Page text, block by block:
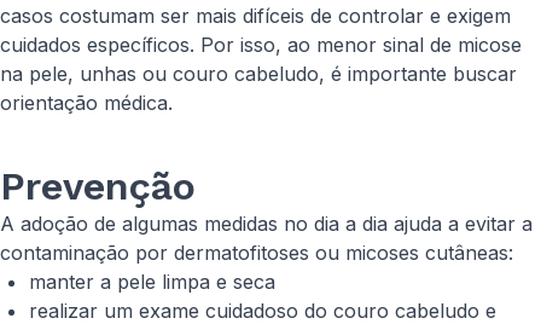
casos costumam ser mais difíceis de controlar e exigem
cuidados específicos. Por isso, ao menor sinal de micose
na pele, unhas ou couro cabeludo, é importante buscar
orientação médica.
Prevenção
A adoção de algumas medidas no dia a dia ajuda a evitar a
contaminação por dermatofitoses ou micoses cutâneas:
manter a pele limpa e seca
realizar um exame cuidadoso do couro cabeludo e